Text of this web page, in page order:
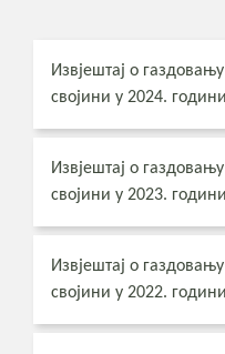
Извјештај о
својини у 2024. години
Извјештај о
својини у 2023. години
Извјештај о
својини у 2022. години